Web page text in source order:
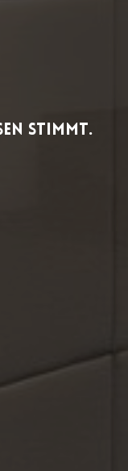
stimmt.